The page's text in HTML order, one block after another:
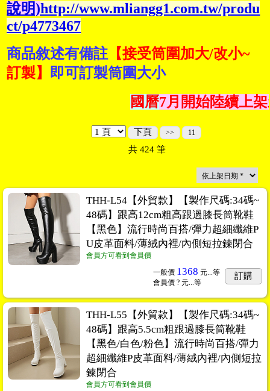
說明)http://www.mliangg1.com.tw/produ
ct/p4773467
商品敘述有備註 【接受筒圍加大/改小~
訂製】 即可訂製筒圍大小
國曆7月開始陸續上架新
下頁 >> 11
共 424 筆
THH-L54【外貿款】【製作尺碼:34碼~
48碼】跟高12cm粗高跟過膝長筒靴鞋
【黑色】流行時尚百搭/彈力超細纖維P
U皮革面料/薄絨內裡/內側短拉鍊閉合
會員方可看到會員價
一般價 1368 元...等
會員價 ? 元...等
訂購
THH-L55【外貿款】【製作尺碼:34碼~
48碼】跟高5.5cm粗跟過膝長筒靴鞋
【黑色/白色/粉色】流行時尚百搭/彈力
超細纖維P皮革面料/薄絨內裡/內側短拉
鍊閉合
會員方可看到會員價